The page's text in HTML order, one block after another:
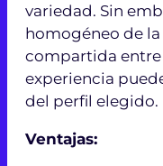
variedad. Sin
homogéneo de
compartida entre
experiencia
del perfil elegido.
Ventajas: